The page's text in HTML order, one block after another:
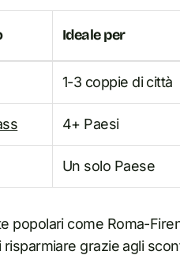
Ideale per
1-3 coppie di città
4+ Paesi
Un solo Paese
popolari come Roma-
grazie agli